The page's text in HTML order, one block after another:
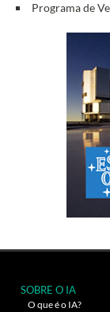
Programa de
SOBRE O IA
O que é o IA?